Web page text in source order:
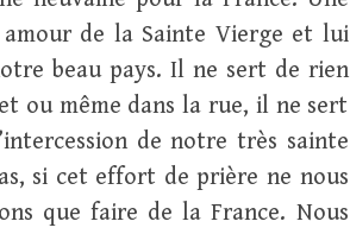
de la Sainte Vierge et lui
beau pays. Il ne sert de rien
ou même dans la rue, il ne sert
de notre très sainte
si cet effort de prière ne nous
que faire de la France. Nous